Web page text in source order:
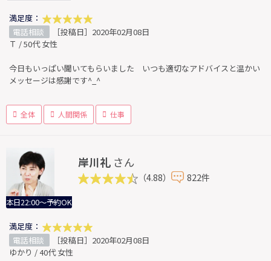
満足度：
電話相談
［投稿日］2020年02月08日
Ｔ / 50代 女性
今日もいっぱい聞いてもらいました いつも適切なアドバイスと温かい
メッセージは感謝です^_^
全体 人間関係 仕事
本日22:00～予約OK
岸川礼 さん
（4.88） 822件
満足度：
電話相談
［投稿日］2020年02月08日
ゆかり / 40代 女性